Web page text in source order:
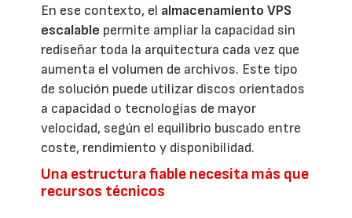
En ese contexto, el almacenamiento VPS
escalable permite ampliar la capacidad sin
rediseñar toda la arquitectura cada vez que
aumenta el volumen de archivos. Este tipo
de solución puede utilizar discos orientados
a capacidad o tecnologías de mayor
velocidad, según el equilibrio buscado entre
coste, rendimiento y disponibilidad.
Una estructura fiable necesita más que
recursos técnicos